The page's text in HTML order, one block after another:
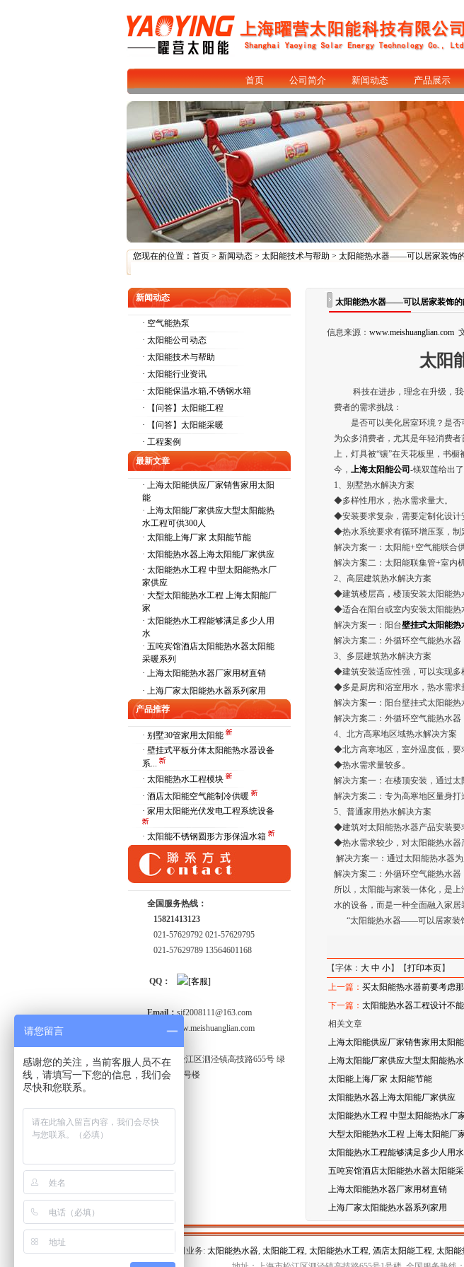
首页 公司简介 新闻动态 产品展示
您现在的位置： 首页> 新闻动态> 太阳能技术与帮助 > 太阳能热水器——可以居家装饰
新闻动态
· 空气能热泵
· 太阳能公司动态
· 太阳能技术与帮助
· 太阳能行业资讯
· 太阳能保温水箱,不锈钢水箱
· 【问答】太阳能工程
· 【问答】太阳能采暖
· 工程案例
最新文章
· 上海太阳能供应厂家销售家用太阳
能
· 上海太阳能厂家供应大型太阳能热
水工程可供300人
· 太阳能上海厂家 太阳能节能
· 太阳能热水器上海太阳能厂家供应
· 太阳能热水工程 中型太阳能热水厂
家供应
· 大型太阳能热水工程 上海太阳能厂
家
· 太阳能热水工程能够满足多少人用
水
· 五吨宾馆酒店太阳能热水器太阳能
采暖系列
· 上海太阳能热水器厂家用材直销
· 上海厂家太阳能热水器系列家用
产品推荐
· 别墅30管家用太阳能
· 壁挂式平板分体太阳能热水器设备
系...
· 太阳能热水工程模块
· 酒店太阳能空气能制冷供暖
· 家用太阳能光伏发电工程系统设备
· 太阳能不锈钢圆形方形保温水箱
全国服务热线：
15821413123
021-57629792 021-57629795
021-57629789 13564601168
QQ：
Email：sjf2008111@163.com
//www.meishuanglian.com
上海市松江区泗泾镇高技路655号 绿
亮科创园1号楼
太阳能热水器——可以居家装饰的
信息来源： www.meishuanglian.com
太阳
科技在进步，理念在升级，我
费者的需求挑战：
是否可以美化居室环境？是否
为众多消费者，尤其是年轻消费
上，灯具被“镶”在天花板里，书
今， 上海太阳能公司 -镁双莲给出
1、别墅热水解决方案
◆多样性用水，热水需求量大。
◆安装要求复杂，需要定制化设计
◆热水系统要求有循环增压泵，制
解决方案一：太阳能+空气能联合
解决方案二：太阳能联集管+室内
2、高层建筑热水解决方案
◆建筑楼层高，楼顶安装太阳能热
◆适合在阳台或室内安装太阳能热
解决方案一：阳台壁挂式太阳能热
解决方案二：外循环空气能热水器
3、多层建筑热水解决方案
◆建筑安装适应性强，可以实现多
◆多是厨房和浴室用水，热水需求
解决方案一：阳台壁挂式太阳能热
解决方案二：外循环空气能热水器
4、北方高寒地区域热水解决方案
◆北方高寒地区，室外温度低，要
◆热水需求量较多。
解决方案一：在楼顶安装，通过太
解决方案二：专为高寒地区量身
5、普通家用热水解决方案
◆建筑对太阳能热水器产品安装要
◆热水需求较少，对太阳能热水器
解决方案一：通过太阳能热水器
解决方案二：外循环空气能热水器
所以，太阳能与家装一体化，是
水的设备，而是一种全面融入家居
“太阳能热水器——可以居家装
【字体： 大 中 小】【打印本页】
上一篇： 买太阳能热水器前要考虑
下一篇： 太阳能热水器工程设计不
相关文章
上海太阳能供应厂家销售家用太阳能
上海太阳能厂家供应大型太阳能热
太阳能上海厂家 太阳能节能
太阳能热水器上海太阳能厂家供应
太阳能热水工程 中型太阳能热水厂
大型太阳能热水工程 上海太阳能厂
太阳能热水工程能够满足多少人用水
五吨宾馆酒店太阳能热水器太阳能
上海太阳能热水器厂家用材直销
上海厂家太阳能热水器系列家用
公司业务: 太阳能热水器, 太阳能工程, 太阳能热水工程, 酒店太阳能工程, 太阳能
请您留言
感谢您的关注，当前客服人员不在
线，请填写一下您的信息，我们会
尽快和您联系。